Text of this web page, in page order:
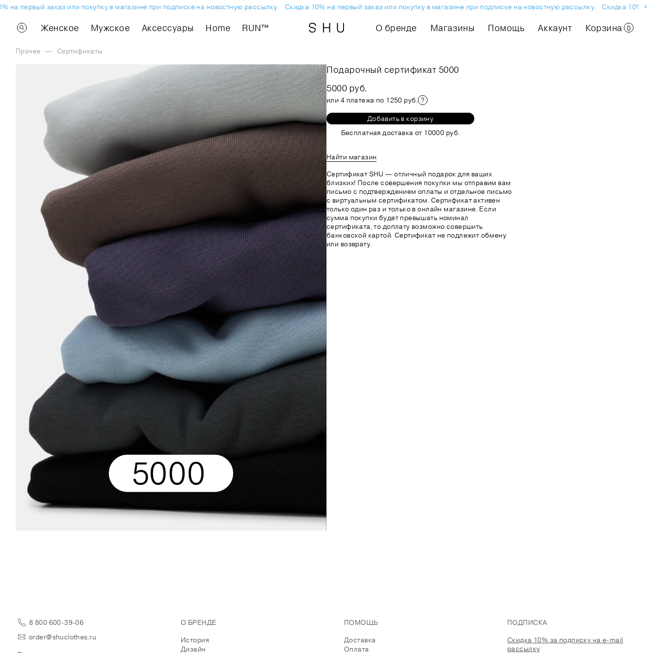
на первый заказ или покупку в магазине при подписке на новостную рассылку. Скидка 10% на первый заказ или покупку в магазине при подписке на новостную рассылку. Скидка 10%
Женское Мужское Аксессуары Home RUN™ О бренде Магазины Помощь Аккаунт Корзина 0
Прочее — Сертификаты
Подарочный сертификат 5000
5000 руб.
или 4 платежа по 1250 руб.
Добавить в корзину
Бесплатная доставка от 10000 руб.
Найти магазин
Сертификат SHU — отличный подарок для ваших
близких! После совершения покупки мы отправим вам
письмо с подтверждением оплаты и отдельное письмо
с виртуальным сертификатом. Сертификат активен
только один раз и только в онлайн магазине. Если
сумма покупки будет превышать номинал
сертификата, то доплату возможно совершить
банковской картой. Сертификат не подлежит обмену
или возврату.
8 800 600-39-06
order@shuclothes.ru
О БРЕНДЕ
История
Дизайн
ПОМОЩЬ
Доставка
Оплата
ПОДПИСКА
Скидка 10% за подписку на e-mail
рассылку